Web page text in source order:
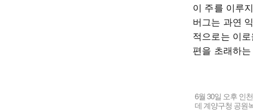
이 주를 이루
버그는 과연
적으로는 이
편을 초래하
6월 30일 오후 인
데 계양구청 공원